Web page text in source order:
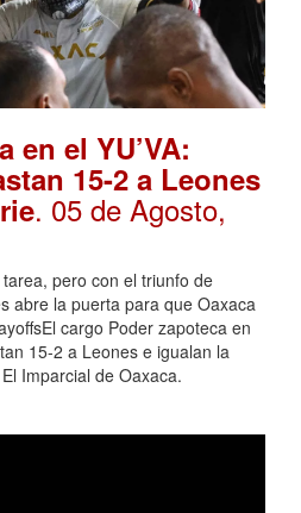
en el YU’VA:
15-2 a Leones
. 05 de Agosto,
pero con el triunfo de
abre la puerta para que Oaxaca
cargo Poder zapoteca en
15-2 a Leones e igualan la
Imparcial de Oaxaca.